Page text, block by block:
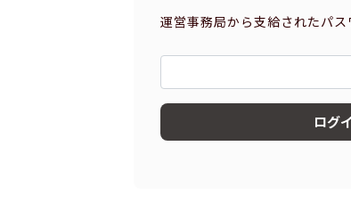
運営事務局から支給されたパス
ログ